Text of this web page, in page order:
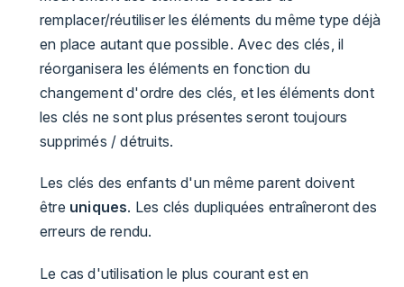
remplacer/réutiliser les éléments du même type déjà
en place autant que possible. Avec des clés, il
réorganisera les éléments en fonction du
changement d'ordre des clés, et les éléments dont
les clés ne sont plus présentes seront toujours
supprimés / détruits.
Les clés des enfants d'un même parent doivent
être uniques. Les clés dupliquées entraîneront des
erreurs de rendu.
Le cas d'utilisation le plus courant est en